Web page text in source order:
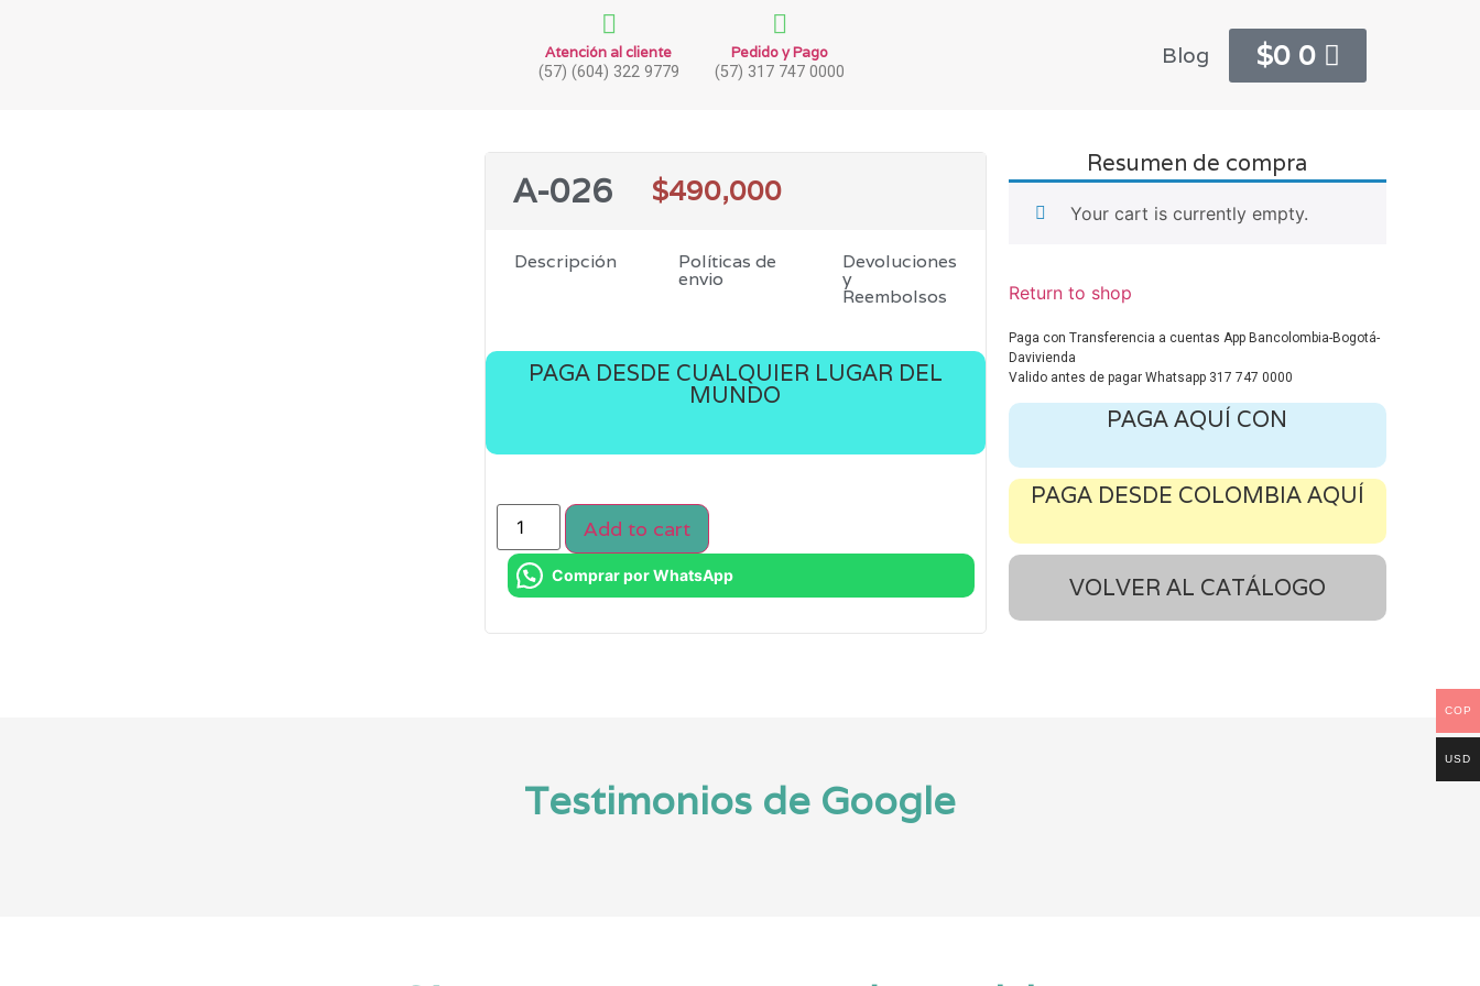
Atención al cliente
(57) (604) 322 9779
Pedido y Pago
(57) 317 747 0000
Blog $0 0
A-026 $490,000
Descripción Políticas de
envio
Devoluciones
y
Reembolsos
PAGA DESDE CUALQUIER LUGAR DEL
MUNDO
Add to cart
Comprar por WhatsApp
Resumen de compra
Your cart is currently empty.
Return to shop
Paga con Transferencia a cuentas App Bancolombia-Bogotá-
Davivienda
Valido antes de pagar Whatsapp 317 747 0000
PAGA AQUÍ CON
PAGA DESDE COLOMBIA AQUÍ
VOLVER AL CATÁLOGO
Testimonios de Google
COP
USD